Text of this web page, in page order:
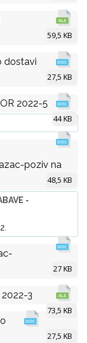
59,5 KB
dostavi
27,5 KB
2022-5
44 KB
poziv na
48,5 KB
-
27 KB
3
73,5 KB
27,5 KB